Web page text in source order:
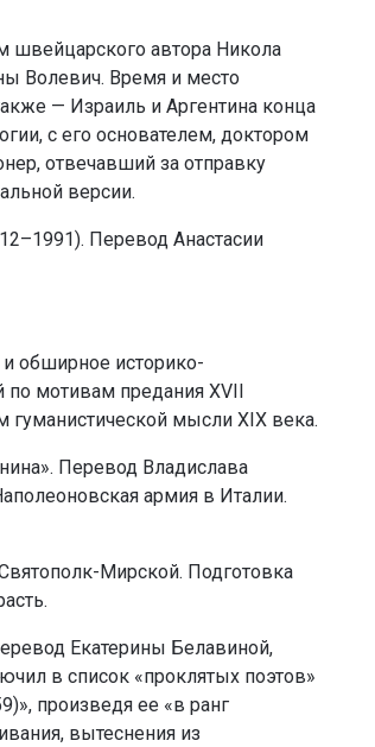
швейцарского автора Никола
Волевич. Время и место
— Израиль и Аргентина конца
с его основателем, доктором
отвечавший за отправку
версии.
Перевод Анастасии
обширное историко-
мотивам предания XVII
гуманистической мысли XIX века.
Перевод Владислава
армия в Италии.
Мирской. Подготовка
Екатерины Белавиной,
в список «проклятых поэтов»
произведя ее «в ранг
вытеснения из